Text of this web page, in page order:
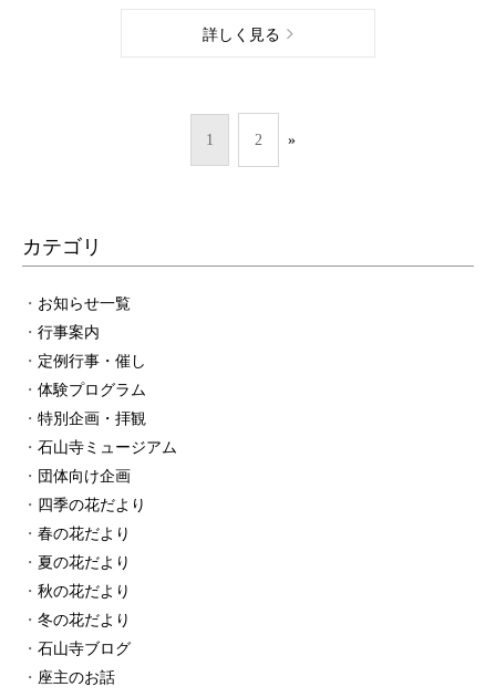
詳しく見る
1 2 »
カテゴリ
お知らせ一覧
行事案内
定例行事・催し
体験プログラム
特別企画・拝観
石山寺ミュージアム
団体向け企画
四季の花だより
春の花だより
夏の花だより
秋の花だより
冬の花だより
石山寺ブログ
座主のお話